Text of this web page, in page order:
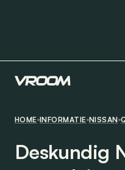
HOME INFORMATIE NISSAN
Deskundig